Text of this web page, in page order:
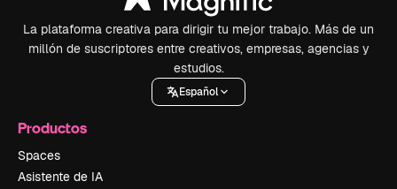
La plataforma creativa para dirigir tu mejor trabajo. Más de un
millón de suscriptores entre creativos, empresas, agencias y
estudios.
Español
Productos
Spaces
Asistente de IA